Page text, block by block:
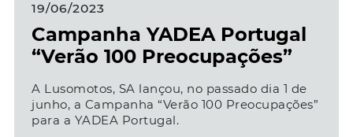
19/06/2023
Campanha YADEA Portugal
“Verão 100 Preocupações”
A Lusomotos, SA lançou, no passado dia 1 de
junho, a Campanha “Verão 100 Preocupações”
para a YADEA Portugal.